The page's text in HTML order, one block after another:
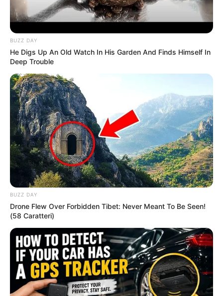
You Wouldn't Believe It If It Wasn't Caught On
Camera!
BRAINBERRIES
Macaulay Culkin's Own Version Of The New ‘Home
Alone’
BRAINBERRIES
BUZZ DAY
He Digs Up An Old Watch In His Garden And Finds Himself In
Deep Trouble
BUZZ DAY
Drone Flew Over Forbidden Tibet: Never Meant To Be Seen!
(58 Caratteri)